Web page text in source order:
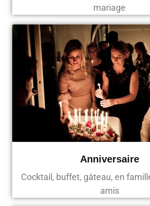
mariage
Anniversaire
Cocktail, buffet, gâteau, en
amis